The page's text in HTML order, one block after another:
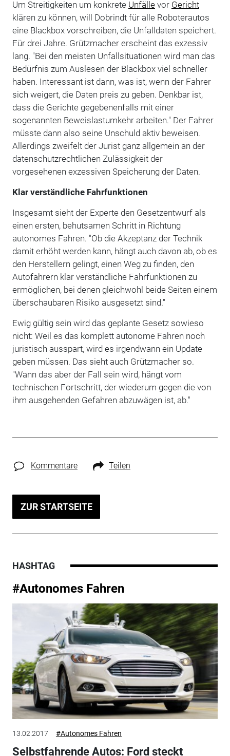
Um Streitigkeiten um konkrete Unfällevor Gericht
klären zu können, will Dobrindt für alle Roboterautos
eine Blackbox vorschreiben, die Unfalldaten speichert.
Für drei Jahre. Grützmacher erscheint das exzessiv
lang. "Bei den meisten Unfallsituationen wird man das
Bedürfnis zum Auslesen der Blackbox viel schneller
haben. Interessant ist dann, was ist, wenn der Fahrer
sich weigert, die Daten preis zu geben. Denkbar ist,
dass die Gerichte gegebenenfalls mit einer
sogenannten Beweislastumkehr arbeiten." Der Fahrer
müsste dann also seine Unschuld aktiv beweisen.
Allerdings zweifelt der Jurist ganz allgemein an der
datenschutzrechtlichen Zulässigkeit der
vorgesehenen exzessiven Speicherung der Daten.
Klar verständliche Fahrfunktionen
Insgesamt sieht der Experte den Gesetzentwurf als
einen ersten, behutsamen Schritt in Richtung
autonomes Fahren. "Ob die Akzeptanz der Technik
damit erhöht werden kann, hängt auch davon ab, ob es
den Herstellern gelingt, einen Weg zu finden, den
Autofahrern klar verständliche Fahrfunktionen zu
ermöglichen, bei denen gleichwohl beide Seiten einem
überschaubaren Risiko ausgesetzt sind."
Ewig gültig sein wird das geplante Gesetz sowieso
nicht: Weil es das komplett autonome Fahren noch
juristisch ausspart, wird es irgendwann ein Update
geben müssen. Das sieht auch Grützmacher so.
"Wann das aber der Fall sein wird, hängt vom
technischen Fortschritt, der wiederum gegen die von
ihm ausgehenden Gefahren abzuwägen ist, ab."
Kommentare Teilen
ZUR STARTSEITE
HASHTAG
#Autonomes Fahren
13.02.2017 #Autonomes Fahren
Selbstfahrende Autos: Ford steckt